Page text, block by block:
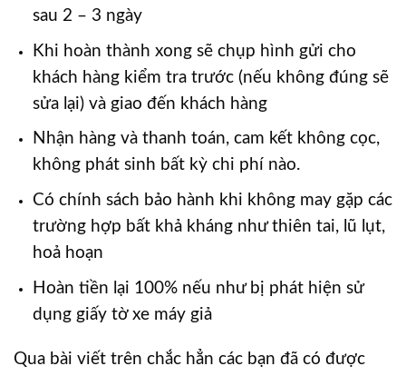
sau 2 – 3 ngày
Khi hoàn thành xong sẽ chụp hình gửi cho
khách hàng kiểm tra trước (nếu không đúng sẽ
sửa lại) và giao đến khách hàng
Nhận hàng và thanh toán, cam kết không cọc,
không phát sinh bất kỳ chi phí nào.
Có chính sách bảo hành khi không may gặp các
trường hợp bất khả kháng như thiên tai, lũ lụt,
hoả hoạn
Hoàn tiền lại 100% nếu như bị phát hiện sử
dụng giấy tờ xe máy giả
Qua bài viết trên chắc hẳn các bạn đã có được